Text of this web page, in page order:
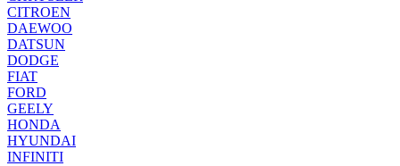
CITROEN
DAEWOO
DATSUN
DODGE
FIAT
FORD
GEELY
HONDA
HYUNDAI
INFINITI